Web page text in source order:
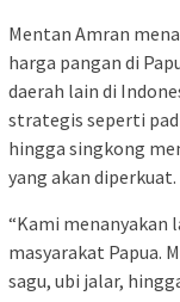
Mentan Amran
harga pangan di
daerah lain di
strategis seperti
hingga singkong
yang akan diperkuat.
“Kami menanyakan
masyarakat Papua.
sagu, ubi jalar,